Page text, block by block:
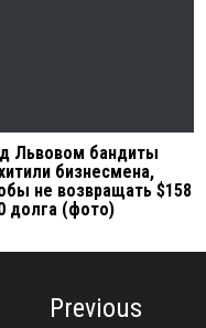
Львовом бандиты
бизнесмена,
не возвращать $158
долга (фото)
Previous